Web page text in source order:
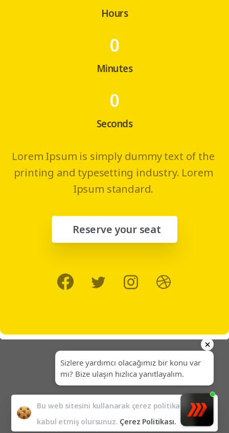
Hours
0
Minutes
0
Seconds
Lorem Ipsum is simply dummy text of the
printing and typesetting industry. Lorem
Ipsum standard.
Reserve your seat
Bu web sitesini kullanarak çerez politikamızı
kabul etmiş olursunuz. Çerez Politikası.